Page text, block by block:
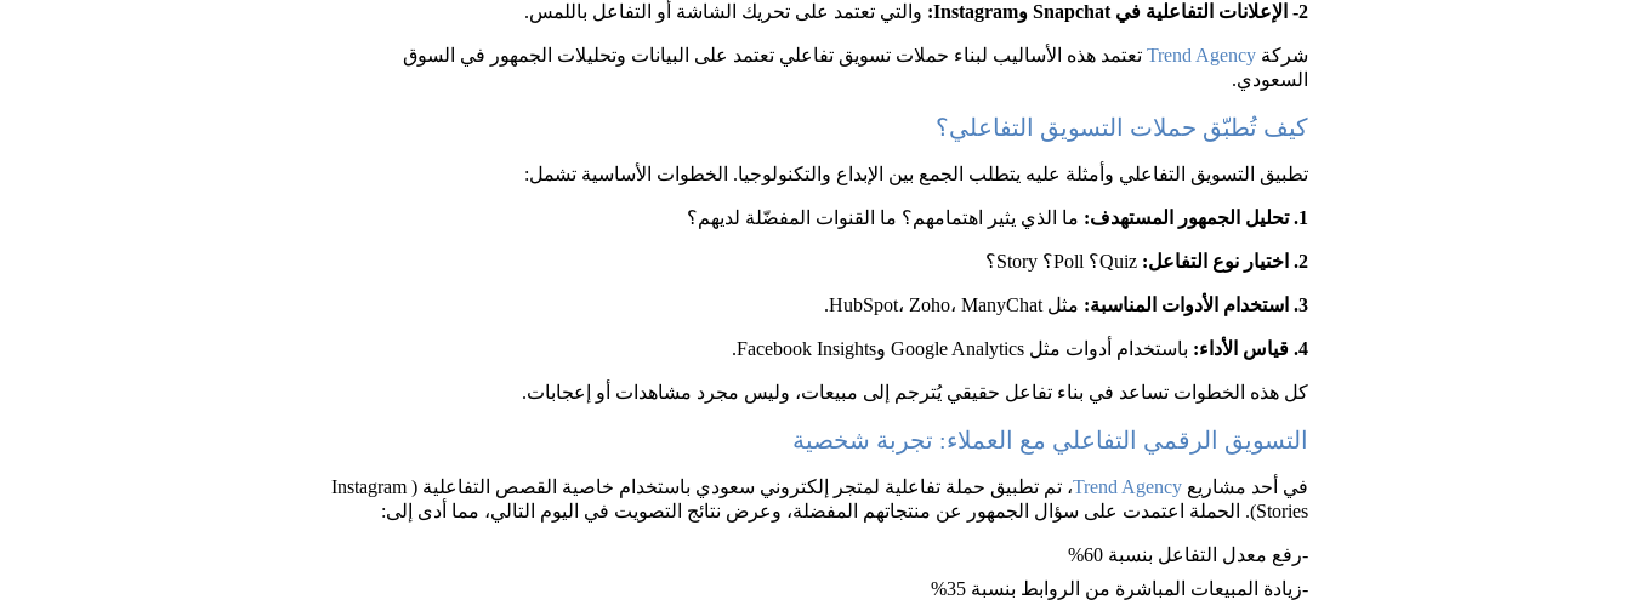
2- الإعلانات التفاعلية في Snapchat وInstagram: والتي تعتمد على تحريك الشاشة أو التفاعل باللمس.
شركة Trend Agency تعتمد هذه الأساليب لبناء حملات تسويق تفاعلي تعتمد على البيانات وتحليلات الجمهور في السوق
السعودي.
كيف تُطبّق حملات التسويق التفاعلي؟
تطبيق التسويق التفاعلي وأمثلة عليه يتطلب الجمع بين الإبداع والتكنولوجيا. الخطوات الأساسية تشمل:
1. تحليل الجمهور المستهدف: ما الذي يثير اهتمامهم؟ ما القنوات المفضّلة لديهم؟
2. اختيار نوع التفاعل:
3. استخدام الأدوات المناسبة: مثل HubSpot، Zoho، ManyChat.
4. قياس الأداء: باستخدام أدوات مثل Google Analytics وFacebook Insights.
كل هذه الخطوات تساعد في بناء تفاعل حقيقي يُترجم إلى مبيعات، وليس مجرد مشاهدات أو إعجابات.
التسويق الرقمي التفاعلي مع العملاء: تجربة شخصية
في أحد مشاريع Trend Agency
، تم تطبيق حملة تفاعلية لمتجر إلكتروني سعودي باستخدام خاصية القصص التفاعلية (Instagram
Stories). الحملة اعتمدت على سؤال الجمهور عن منتجاتهم المفضلة، وعرض نتائج التصويت في اليوم التالي، مما أدى إلى:
-رفع معدل التفاعل بنسبة 60%
-زيادة المبيعات المباشرة من الروابط بنسبة 35%